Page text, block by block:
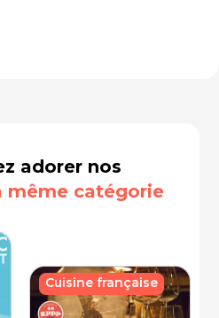
adorer nos
même catégorie
Cuisine française